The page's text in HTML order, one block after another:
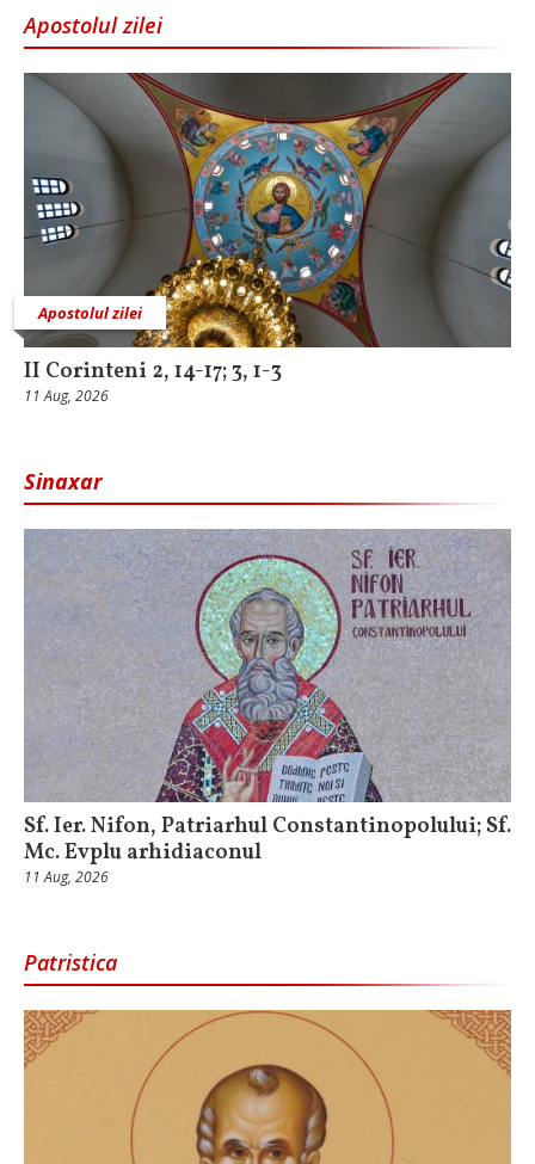
Apostolul zilei
Apostolul zilei
II Corinteni 2, 14-17; 3, 1-3
11 Aug, 2026
Sinaxar
Sf. Ier. Nifon, Patriarhul Constantinopolului; Sf.
Mc. Evplu arhidiaconul
11 Aug, 2026
Patristica